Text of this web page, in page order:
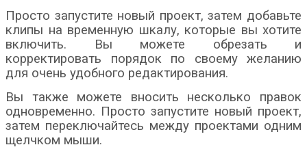
Просто запустите новый проект, затем добавьте
клипы на временную шкалу, которые вы хотите
включить. Вы можете обрезать и
корректировать порядок по своему желанию
для очень удобного редактирования.
Вы также можете вносить несколько правок
одновременно. Просто запустите новый проект,
затем переключайтесь между проектами одним
щелчком мыши.